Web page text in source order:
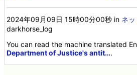
2024年09月09日 15時00分00秒 in ネ
darkhorse_log
You can read the machine translated
Department of Justice's antit….